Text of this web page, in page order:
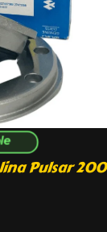
Pulsar 200